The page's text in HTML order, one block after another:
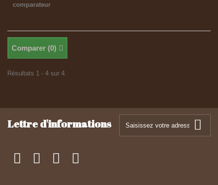
comparateur
Comparer (0)
Résultats 1 - 4 sur 4.
Lettre d'informations